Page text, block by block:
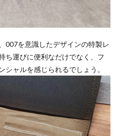
007を意識したデザインの特製レ
ち運びに便利なだけでなく、フ
シャルを感じられるでしょう。